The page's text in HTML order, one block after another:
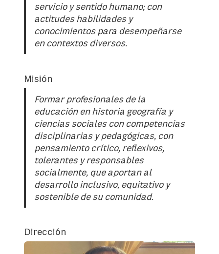
servicio y sentido humano; con
actitudes habilidades y
conocimientos para desempeñarse
en contextos diversos.
Misión
Formar profesionales de la
educación en historia geografía y
ciencias sociales con competencias
disciplinarias y pedagógicas, con
pensamiento crítico, reflexivos,
tolerantes y responsables
socialmente, que aportan al
desarrollo inclusivo, equitativo y
sostenible de su comunidad.
Dirección